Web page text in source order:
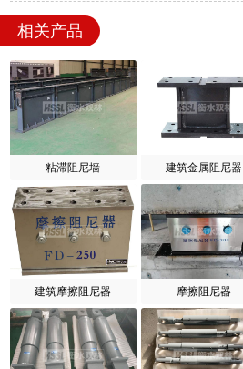
相关产品
粘滞阻尼墙 建筑金属阻尼器
建筑摩擦阻尼器 摩擦阻尼器